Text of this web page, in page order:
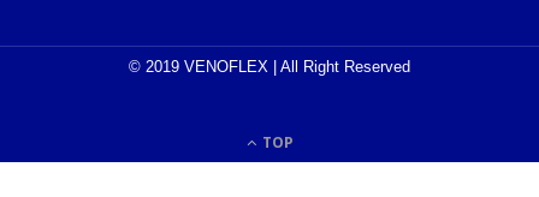
© 2019 VENOFLEX | All Right Reserved
TOP